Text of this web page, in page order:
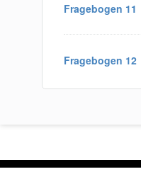
Fragebogen 11
Fragebogen 12